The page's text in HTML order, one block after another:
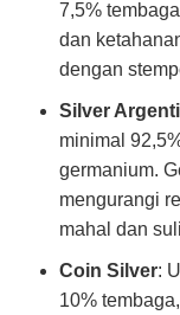
7,5%
dan
dengan
Silver
minimal
germanium.
mengurangi
mahal dan
Coin Silver:
10%